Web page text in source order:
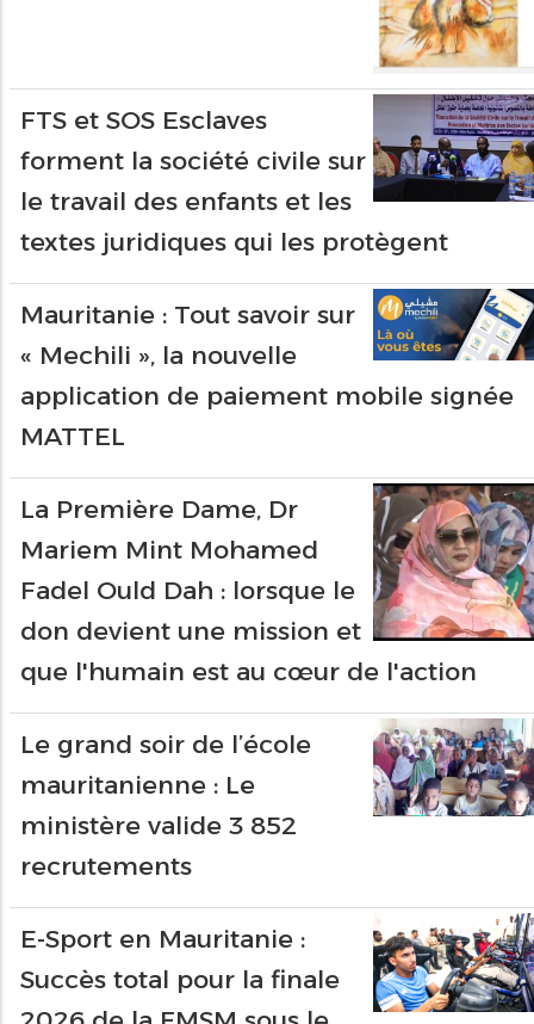
FTS et SOS Esclaves
forment la société civile sur
le travail des enfants et les
textes juridiques qui les protègent
Mauritanie : Tout savoir sur
« Mechili », la nouvelle
application de paiement mobile signée
MATTEL
La Première Dame, Dr
Mariem Mint Mohamed
Fadel Ould Dah : lorsque le
don devient une mission et
que l'humain est au cœur de l'action
Le grand soir de l’école
mauritanienne : Le
ministère valide 3 852
recrutements
E-Sport en Mauritanie :
Succès total pour la finale